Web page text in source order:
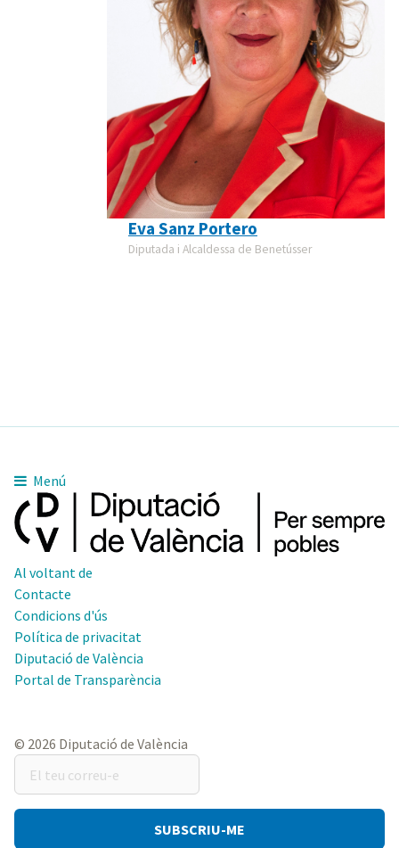
Eva Sanz Portero
Diputada i Alcaldessa de Benetússer
Menú
Al voltant de
Contacte
Condicions d'ús
Política de privacitat
Diputació de València
Portal de Transparència
© 2026 Diputació de València
teu
correu-